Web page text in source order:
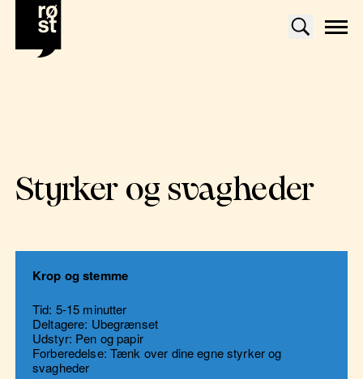
Styrker og svagheder
Krop og stemme
Tid: 5-15 minutter
Deltagere: Ubegrænset
Udstyr: Pen og papir
Forberedelse: Tænk over dine egne styrker og
svagheder